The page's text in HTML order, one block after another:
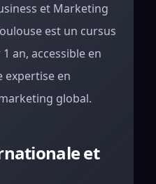
et Marketing
est un cursus
an, accessible en
expertise en
global.
et